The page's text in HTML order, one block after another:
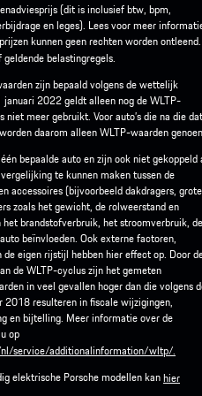
(dit is inclusief btw, bpm,
en leges). Lees voor meer
kunnen geen rechten worden
belastingregels.
zijn bepaald volgens de wettelijk
2022 geldt alleen nog de WLTP-
meer gebruikt. Voor auto’s die na die
daarom alleen WLTP-waarden
bepaalde auto en zijn ook niet gekoppeld
te kunnen maken tussen de
accessoires (bijvoorbeeld dakdragers,
zoals het gewicht, de rolweerstand en
brandstofverbruik, het stroomverbruik, de
beïnvloeden. Ook externe factoren,
eigen rijstijl hebben hier effect op. Door
de WLTP-cyclus zijn het gemeten
in veel gevallen hoger dan die volgens
2018 resulteren in fiscale wijzigingen,
en bijtelling. Meer informatie over de
op
service/additionalinformation/wltp/.
elektrische Porsche modellen kanhier